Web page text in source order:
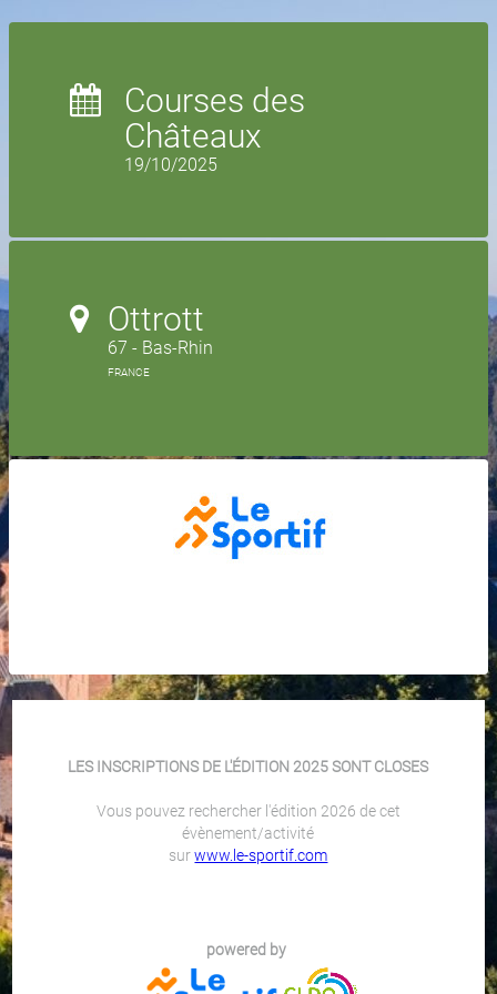
Courses des
Châteaux
19/10/2025
Ottrott
67 - Bas-Rhin
FRANCE
LES INSCRIPTIONS DE L'ÉDITION 2025 SONT CLOSES
Vous pouvez rechercher l'édition 2026 de cet
évènement/activité
surwww.le-sportif.com
powered by